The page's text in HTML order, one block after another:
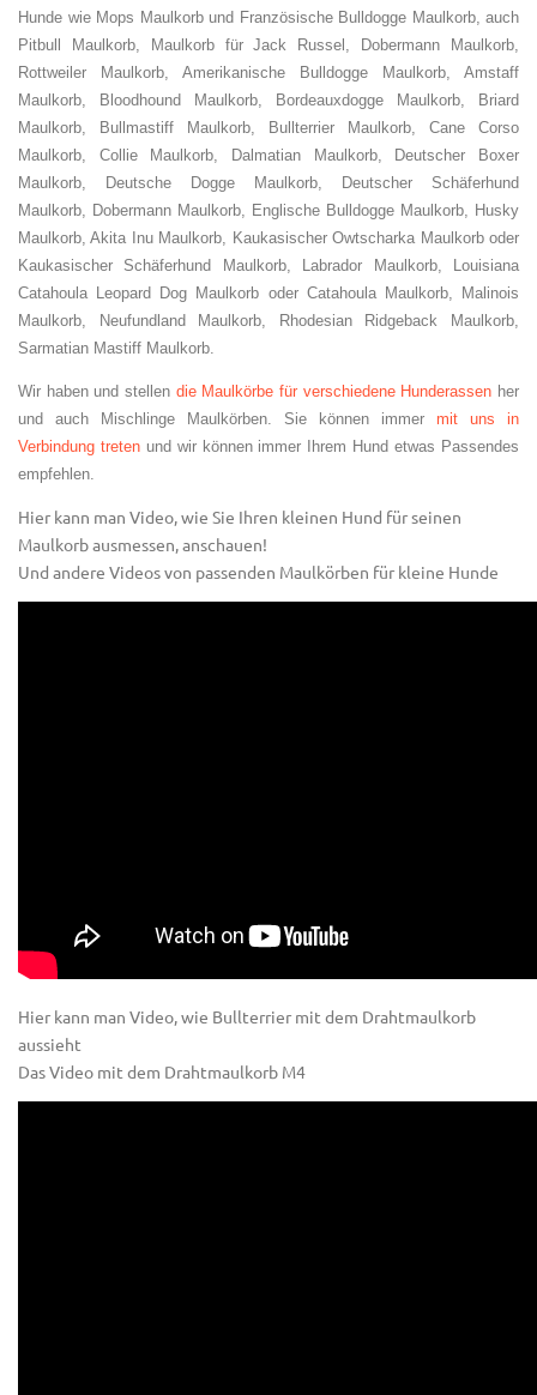
Hunde wie Mops Maulkorb und Französische Bulldogge Maulkorb, auch
Pitbull Maulkorb, Maulkorb für Jack Russel, Dobermann Maulkorb,
Rottweiler Maulkorb, Amerikanische Bulldogge Maulkorb, Amstaff
Maulkorb, Bloodhound Maulkorb, Bordeauxdogge Maulkorb, Briard
Maulkorb, Bullmastiff Maulkorb, Bullterrier Maulkorb, Cane Corso
Maulkorb, Collie Maulkorb, Dalmatian Maulkorb, Deutscher Boxer
Maulkorb, Deutsche Dogge Maulkorb, Deutscher Schäferhund
Maulkorb, Dobermann Maulkorb, Englische Bulldogge Maulkorb, Husky
Maulkorb, Akita Inu Maulkorb, Kaukasischer Owtscharka Maulkorb oder
Kaukasischer Schäferhund Maulkorb, Labrador Maulkorb, Louisiana
Catahoula Leopard Dog Maulkorb oder Catahoula Maulkorb, Malinois
Maulkorb, Neufundland Maulkorb, Rhodesian Ridgeback Maulkorb,
Sarmatian Mastiff Maulkorb.
Wir haben und stellen die Maulkörbe für verschiedene Hunderassen her
und auch Mischlinge Maulkörben. Sie können immer mit uns in
Verbindung tretenund wir können immer Ihrem Hund etwas Passendes
empfehlen.
Hier kann man Video, wie Sie Ihren kleinen Hund für seinen
Maulkorb ausmessen, anschauen!
Und andere Videos von passenden Maulkörben für kleine Hunde
Hier kann man Video, wie Bullterrier mit dem Drahtmaulkorb
aussieht
Das Video mit dem Drahtmaulkorb M4